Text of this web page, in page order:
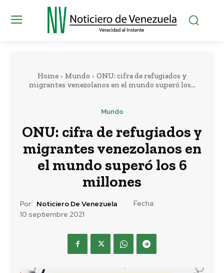
Home Mundo
ONU: cifra de refugiados y
migrantes venezolanos en el mundo superó los...
Mundo
ONU: cifra de refugiados y
migrantes venezolanos en
el mundo superó los 6
millones
Por: Noticiero De Venezuela
Fecha:
10 septiembre 2021